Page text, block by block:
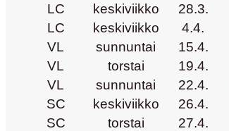
LC
keskiviikko 28.3.
LC
keskiviikko 4.4.
VL
sunnuntai 15.4.
VL
torstai 19.4.
VL
sunnuntai 22.4.
SC
keskiviikko 26.4.
SC torstai
27.4.